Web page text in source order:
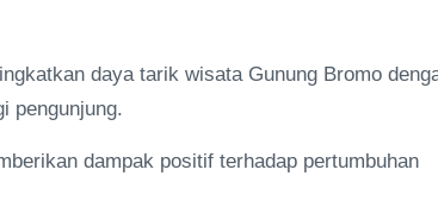
daya tarik wisata Gunung Bromo
pengunjung.
dampak positif terhadap pertumbuhan